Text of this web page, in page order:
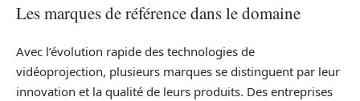
Les marques de référence dans le domaine
Avec l’évolution rapide des technologies de
vidéoprojection, plusieurs marques se distinguent par leur
innovation et la qualité de leurs produits. Des entreprises